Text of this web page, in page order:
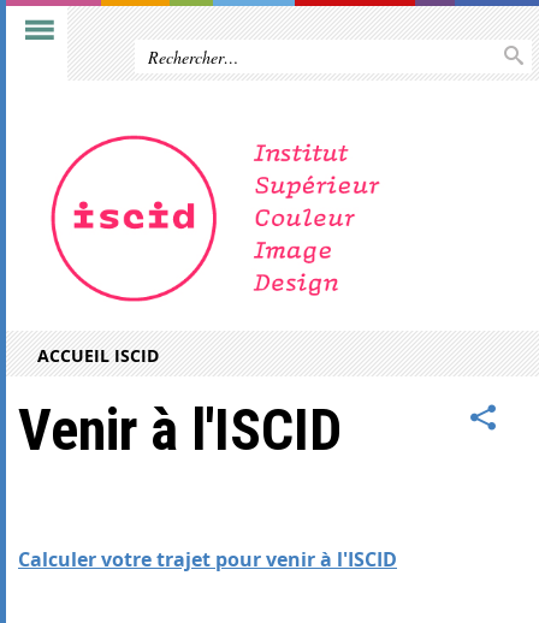
ACCUEIL ISCID
Venir à l'ISCID
Calculer votre trajet pour venir à l'ISCID